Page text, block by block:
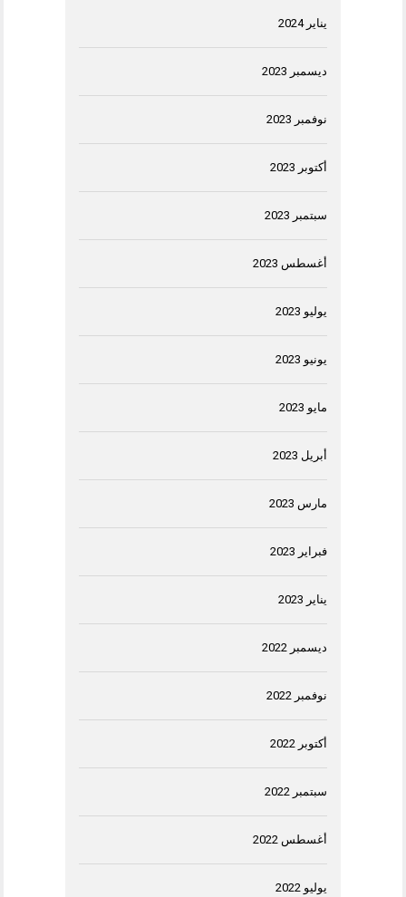
يناير 2024
ديسمبر 2023
نوفمبر 2023
أكتوبر 2023
سبتمبر 2023
أغسطس 2023
يوليو 2023
يونيو 2023
مايو 2023
أبريل 2023
مارس 2023
فبراير 2023
يناير 2023
ديسمبر 2022
نوفمبر 2022
أكتوبر 2022
سبتمبر 2022
أغسطس 2022
يوليو 2022